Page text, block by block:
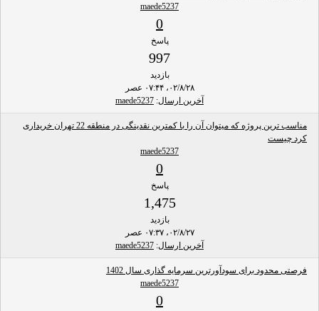
maede5237
0
پاسخ
997
بازدید
۰۲/۸/۲۸، ۰۷:۴۴ عصر
آخرین ارسال:
maede5237
مناسب ترین پروژه که میتوان آن را با کمترین نقدینگی در منطقه 22 تهران خریداری
کرد چیست
maede5237
0
پاسخ
1,475
بازدید
۰۲/۸/۲۷، ۰۷:۳۷ عصر
آخرین ارسال:
maede5237
فرصتی محدود برای سودآورترین سرمایه گذاری سال 1402
maede5237
0